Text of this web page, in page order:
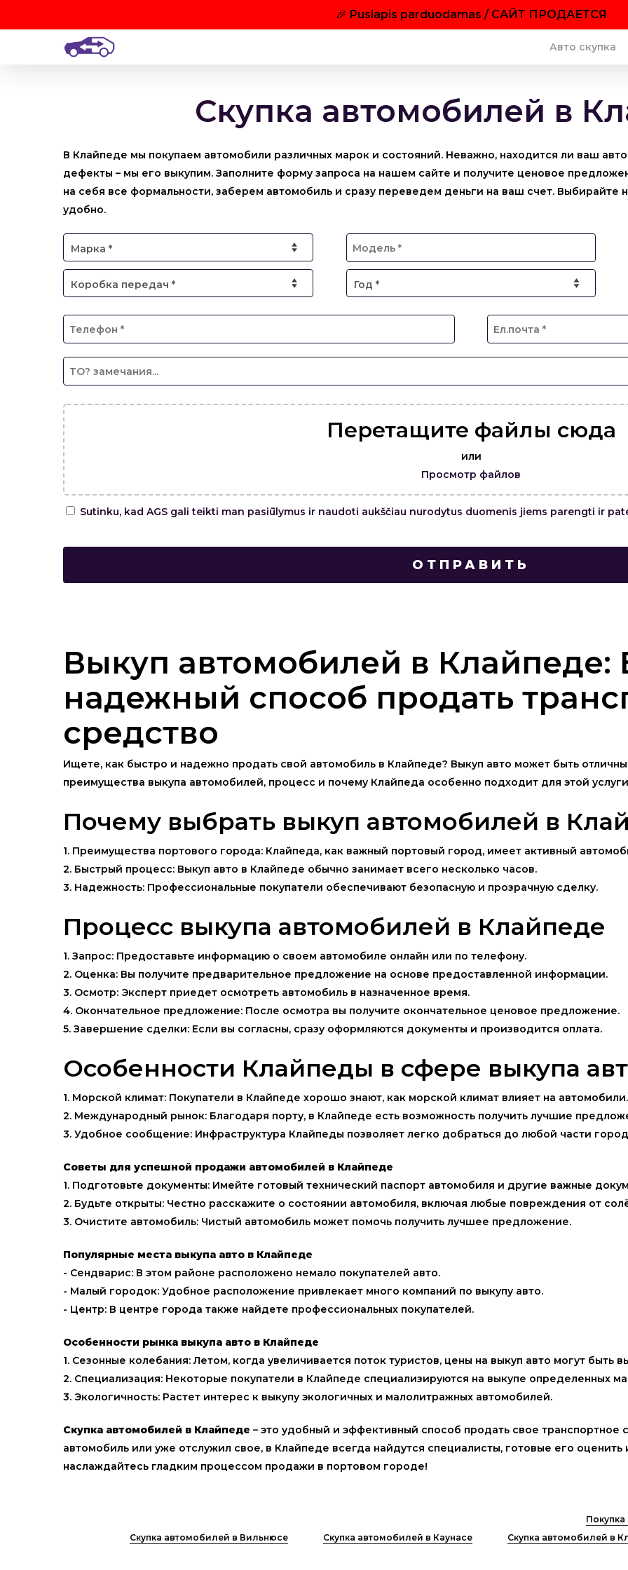
to
🎉 Puslapis parduodamas / САЙТ ПРОДАЕТСЯ
Авто скупка
Скупка автомобилей в
В Клайпеде мы покупаем автомобили различных марок и состояний. Неважно, находится ли ваш
дефекты – мы его выкупим. Заполните форму запроса на нашем сайте и получите ценовое
на себя все формальности, заберем автомобиль и сразу переведем деньги на ваш счет. Выбирайте
удобно.
Перетащите файлы сюда
или
Просмотр файлов
Sutinku, kad AGS gali teikti man pasiūlymus ir naudoti aukščiau nurodytus duomenis jiems parengti ir
Выкуп автомобилей в Клайпеде:
надежный способ продать
средство
Ищете, как быстро и надежно продать свой автомобиль в Клайпеде? Выкуп авто может быть
преимущества выкупа автомобилей, процесс и почему Клайпеда особенно подходит для этой
Почему выбрать выкуп автомобилей в
1. Преимущества портового города: Клайпеда, как важный портовый город, имеет активный
2. Быстрый процесс: Выкуп авто в Клайпеде обычно занимает всего несколько часов.
3. Надежность: Профессиональные покупатели обеспечивают безопасную и прозрачную сделку.
Процесс выкупа автомобилей в Клайпеде
1. Запрос: Предоставьте информацию о своем автомобиле онлайн или по телефону.
2. Оценка: Вы получите предварительное предложение на основе предоставленной информации.
3. Осмотр: Эксперт приедет осмотреть автомобиль в назначенное время.
4. Окончательное предложение: После осмотра вы получите окончательное ценовое предложение.
5. Завершение сделки: Если вы согласны, сразу оформляются документы и производится оплата.
Особенности Клайпеды в сфере выкупа
1. Морской климат: Покупатели в Клайпеде хорошо знают, как морской климат влияет на автомобили.
2. Международный рынок: Благодаря порту, в Клайпеде есть возможность получить лучшие
3. Удобное сообщение: Инфраструктура Клайпеды позволяет легко добраться до любой части
Советы для успешной продажи автомобилей в Клайпеде
1. Подготовьте документы: Имейте готовый технический паспорт автомобиля и другие важные
2. Будьте открыты: Честно расскажите о состоянии автомобиля, включая любые повреждения от
3. Очистите автомобиль: Чистый автомобиль может помочь получить лучшее предложение.
Популярные места выкупа авто в Клайпеде
- Сендварис: В этом районе расположено немало покупателей авто.
- Малый городок: Удобное расположение привлекает много компаний по выкупу авто.
- Центр: В центре города также найдете профессиональных покупателей.
Особенности рынка выкупа авто в Клайпеде
1. Сезонные колебания: Летом, когда увеличивается поток туристов, цены на выкуп авто могут быть
2. Специализация: Некоторые покупатели в Клайпеде специализируются на выкупе определенных
3. Экологичность: Растет интерес к выкупу экологичных и малолитражных автомобилей.
Скупка автомобилей в Клайпеде – это удобный и эффективный способ продать свое транспортное
автомобиль или уже отслужил свое, в Клайпеде всегда найдутся специалисты, готовые его оценить
наслаждайтесь гладким процессом продажи в портовом городе!
Скупка автомобилей в Вильнюсе
Скупка автомобилей в Каунасе Скупка автомобилей в